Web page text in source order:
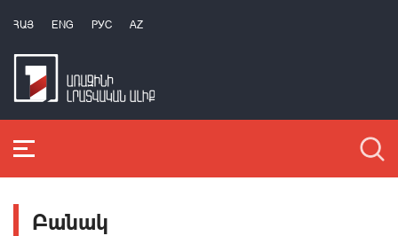
ՀԱՅ ENG РУС AZ
Բանակ